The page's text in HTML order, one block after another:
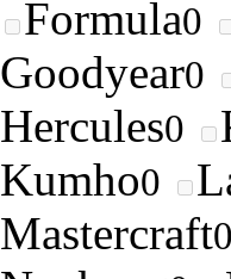
Formula0
Goodyear0
Hercules0
Kumho0
Mastercraft0